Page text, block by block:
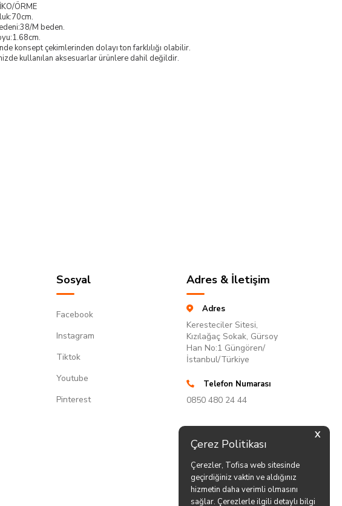
X
Çerez Politikası
Çerezler, Tofisa web sitesinde
geçirdiğiniz vaktin ve aldığınız
hizmetin daha verimli olmasını
sağlar. Çerezlerle ilgili detaylı bilgi
ÖRME
M beden.
konsept çekimlerinden dolayı ton farklılığı olabilir.
kullanılan aksesuarlar ürünlere dahil değildir.
Sosyal
Facebook
Instagram
Tiktok
Youtube
Pinterest
Adres & İletişim
Adres
Keresteciler Sitesi,
Kızılağaç Sokak, Gürsoy
Han No:1 Güngören/
İstanbul/Türkiye
Telefon Numarası
0850 480 24 44